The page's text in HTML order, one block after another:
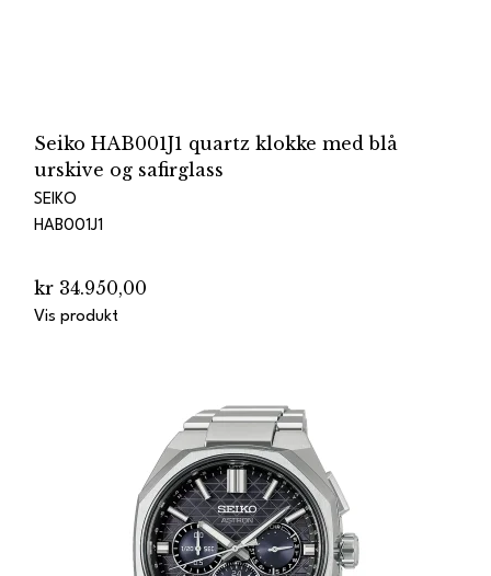
Seiko HAB001J1 quartz klokke med blå
urskive og safirglass
SEIKO
HAB001J1
kr 34.950,00
Vis produkt